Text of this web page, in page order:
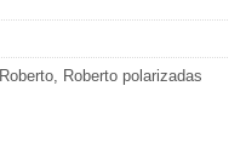
Roberto, Roberto polarizadas